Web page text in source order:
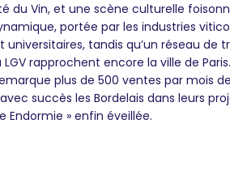
du Vin, et une scène culturelle
portée par les industries
tandis qu’un réseau de
rapprochent encore la ville de
plus de 500 ventes par mois
succès les Bordelais dans leurs
Endormie » enfin éveillée.